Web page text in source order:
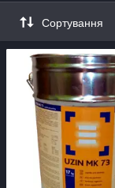
Сортування